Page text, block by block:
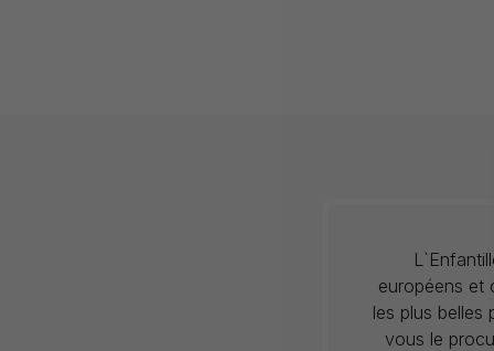
européens et
les plus belles
vous le